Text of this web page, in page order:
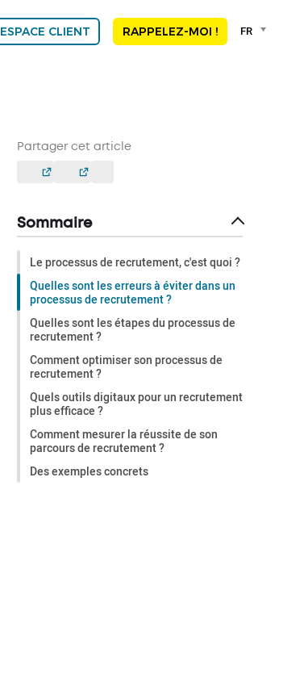
ESPACE CLIENT RAPPELEZ-MOI !
Language
FR
Partager cet article
Sommaire
Le processus de recrutement, c'est quoi ?
Quelles sont les erreurs à éviter dans un
processus de recrutement ?
Quelles sont les étapes du processus de
recrutement ?
Comment optimiser son processus de
recrutement ?
Quels outils digitaux pour un recrutement
plus efficace ?
Comment mesurer la réussite de son
parcours de recrutement ?
Des exemples concrets